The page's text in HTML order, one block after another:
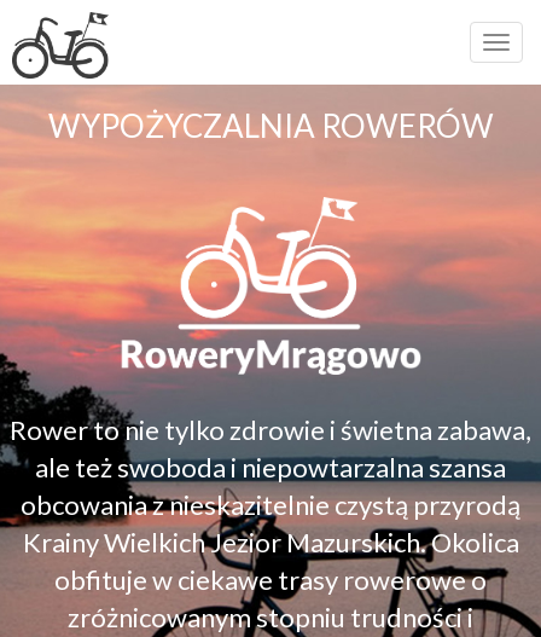
WYPOŻYCZALNIA ROWERÓW
Rower to nie tylko zdrowie i świetna zabawa,
ale też swoboda i niepowtarzalna szansa
obcowania z nieskazitelnie czystą przyrodą
Krainy Wielkich Jezior Mazurskich. Okolica
obfituje w ciekawe trasy rowerowe o
zróżnicowanym stopniu trudności i